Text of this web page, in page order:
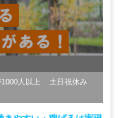
人以上
土日祝休み